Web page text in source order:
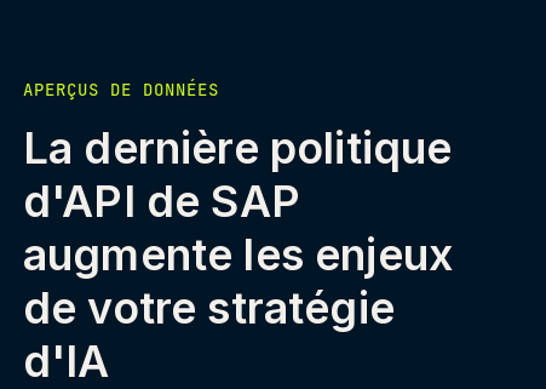
APERÇUS DE DONNÉES
La dernière politique
d'API de SAP
augmente les enjeux
de votre stratégie
d'IA